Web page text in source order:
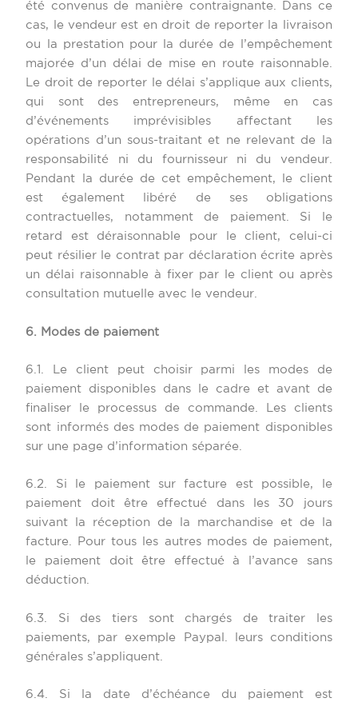
été convenus de manière contraignante. Dans ce
cas, le vendeur est en droit de reporter la livraison
ou la prestation pour la durée de l’empêchement
majorée d’un délai de mise en route raisonnable.
Le droit de reporter le délai s’applique aux clients,
qui sont des entrepreneurs, même en cas
d’événements imprévisibles affectant les
opérations d’un sous-traitant et ne relevant de la
responsabilité ni du fournisseur ni du vendeur.
Pendant la durée de cet empêchement, le client
est également libéré de ses obligations
contractuelles, notamment de paiement. Si le
retard est déraisonnable pour le client, celui-ci
peut résilier le contrat par déclaration écrite après
un délai raisonnable à fixer par le client ou après
consultation mutuelle avec le vendeur.
6. Modes de paiement
6.1. Le client peut choisir parmi les modes de
paiement disponibles dans le cadre et avant de
finaliser le processus de commande. Les clients
sont informés des modes de paiement disponibles
sur une page d’information séparée.
6.2. Si le paiement sur facture est possible, le
paiement doit être effectué dans les 30 jours
suivant la réception de la marchandise et de la
facture. Pour tous les autres modes de paiement,
le paiement doit être effectué à l’avance sans
déduction.
6.3. Si des tiers sont chargés de traiter les
paiements, par exemple Paypal. leurs conditions
générales s’appliquent.
6.4. Si la date d’échéance du paiement est